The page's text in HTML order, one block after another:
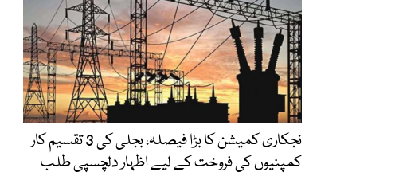
نجکاری کمیشن کا بڑا فیصلہ، بجلی کی 3 تقسیم کار
کمپنیوں کی فروخت کے لیے اظہار دلچسپی طلب